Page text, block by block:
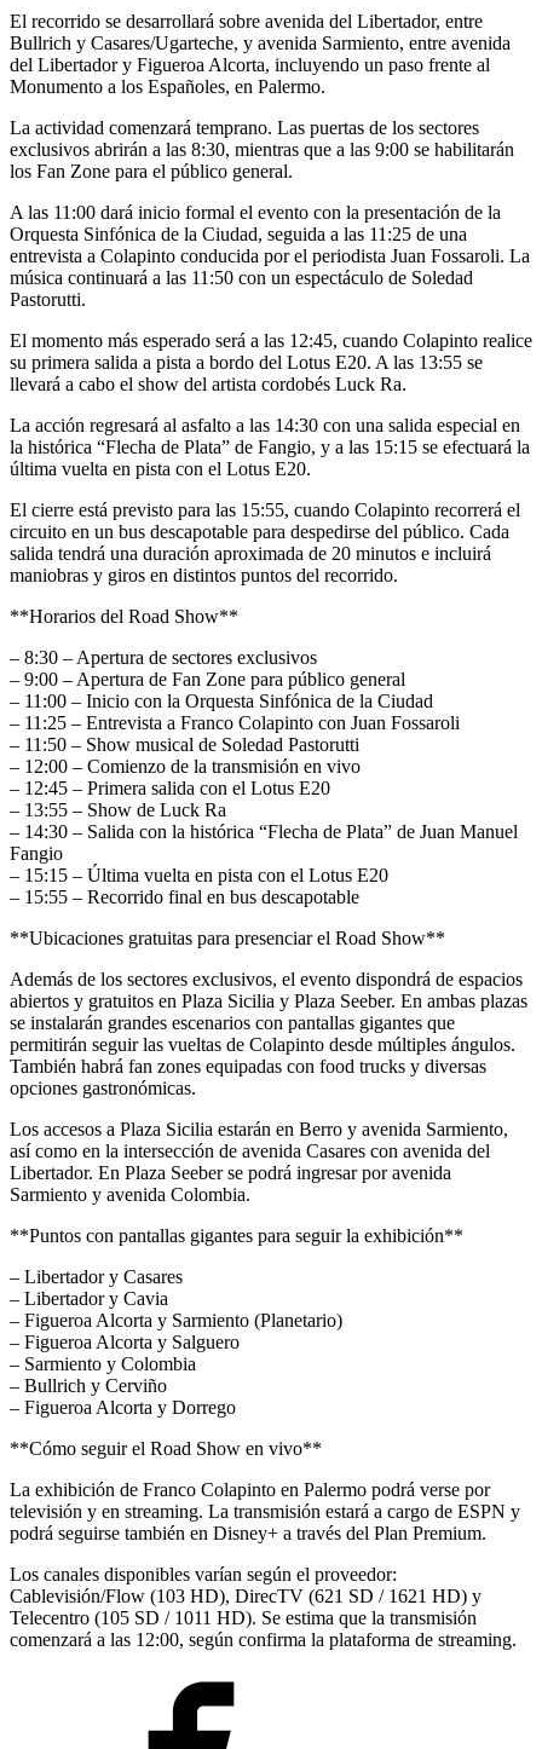
El recorrido se desarrollará sobre avenida del Libertador, entre
Bullrich y Casares/Ugarteche, y avenida Sarmiento, entre avenida
del Libertador y Figueroa Alcorta, incluyendo un paso frente al
Monumento a los Españoles, en Palermo.
La actividad comenzará temprano. Las puertas de los sectores
exclusivos abrirán a las 8:30, mientras que a las 9:00 se habilitarán
los Fan Zone para el público general.
A las 11:00 dará inicio formal el evento con la presentación de la
Orquesta Sinfónica de la Ciudad, seguida a las 11:25 de una
entrevista a Colapinto conducida por el periodista Juan Fossaroli. La
música continuará a las 11:50 con un espectáculo de Soledad
Pastorutti.
El momento más esperado será a las 12:45, cuando Colapinto realice
su primera salida a pista a bordo del Lotus E20. A las 13:55 se
llevará a cabo el show del artista cordobés Luck Ra.
La acción regresará al asfalto a las 14:30 con una salida especial en
la histórica “Flecha de Plata” de Fangio, y a las 15:15 se efectuará la
última vuelta en pista con el Lotus E20.
El cierre está previsto para las 15:55, cuando Colapinto recorrerá el
circuito en un bus descapotable para despedirse del público. Cada
salida tendrá una duración aproximada de 20 minutos e incluirá
maniobras y giros en distintos puntos del recorrido.
**Horarios del Road Show**
– 8:30 – Apertura de sectores exclusivos
– 9:00 – Apertura de Fan Zone para público general
– 11:00 – Inicio con la Orquesta Sinfónica de la Ciudad
– 11:25 – Entrevista a Franco Colapinto con Juan Fossaroli
– 11:50 – Show musical de Soledad Pastorutti
– 12:00 – Comienzo de la transmisión en vivo
– 12:45 – Primera salida con el Lotus E20
– 13:55 – Show de Luck Ra
– 14:30 – Salida con la histórica “Flecha de Plata” de Juan Manuel
Fangio
– 15:15 – Última vuelta en pista con el Lotus E20
– 15:55 – Recorrido final en bus descapotable
**Ubicaciones gratuitas para presenciar el Road Show**
Además de los sectores exclusivos, el evento dispondrá de espacios
abiertos y gratuitos en Plaza Sicilia y Plaza Seeber. En ambas plazas
se instalarán grandes escenarios con pantallas gigantes que
permitirán seguir las vueltas de Colapinto desde múltiples ángulos.
También habrá fan zones equipadas con food trucks y diversas
opciones gastronómicas.
Los accesos a Plaza Sicilia estarán en Berro y avenida Sarmiento,
así como en la intersección de avenida Casares con avenida del
Libertador. En Plaza Seeber se podrá ingresar por avenida
Sarmiento y avenida Colombia.
**Puntos con pantallas gigantes para seguir la exhibición**
– Libertador y Casares
– Libertador y Cavia
– Figueroa Alcorta y Sarmiento (Planetario)
– Figueroa Alcorta y Salguero
– Sarmiento y Colombia
– Bullrich y Cerviño
– Figueroa Alcorta y Dorrego
**Cómo seguir el Road Show en vivo**
La exhibición de Franco Colapinto en Palermo podrá verse por
televisión y en streaming. La transmisión estará a cargo de ESPN y
podrá seguirse también en Disney+ a través del Plan Premium.
Los canales disponibles varían según el proveedor:
Cablevisión/Flow (103 HD), DirecTV (621 SD / 1621 HD) y
Telecentro (105 SD / 1011 HD). Se estima que la transmisión
comenzará a las 12:00, según confirma la plataforma de streaming.